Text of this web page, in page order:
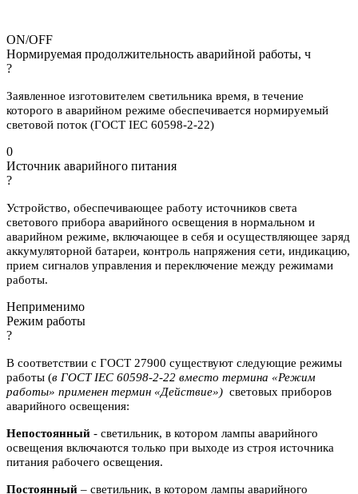
ON/OFF
Нормируемая продолжительность аварийной работы, ч
?
Заявленное изготовителем светильника время, в течение
которого в аварийном режиме обеспечивается нормируемый
световой поток (ГОСТ IEC 60598-2-22)
0
Источник аварийного питания
?
Устройство, обеспечивающее работу источников света
светового прибора аварийного освещения в нормальном и
аварийном режиме, включающее в себя и осуществляющее заряд
аккумуляторной батареи, контроль напряжения сети, индикацию,
прием сигналов управления и переключение между режимами
работы.
Неприменимо
Режим работы
?
В соответствии с ГОСТ 27900 существуют следующие режимы
работы (в ГОСТ IEC 60598-2-22 вместо термина «Режим
работы» применен термин «Действие») световых приборов
аварийного освещения:
Непостоянный - светильник, в котором лампы аварийного
освещения включаются только при выходе из строя источника
питания рабочего освещения.
Постоянный – светильник, в котором лампы аварийного